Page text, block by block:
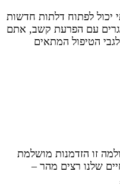
יכול לפתוח דלתות חדשות
עם הפרעת קשב, אתם
הטיפול המתאים
זו הזדמנות מושלמת
שלנו רצים מהר –